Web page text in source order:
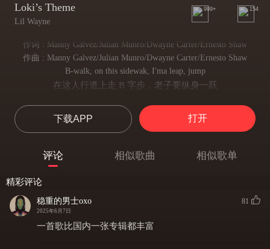
Loki’s Theme
Lil Wayne
999+ 154
作词 : Manny Galvez/Julian Munro/Dwayne Carter/Ernesto Shaw
作曲 : Manny Galvez/Julian Munro/Dwayne Carter/Ernesto Shaw
B-walk, on this sidewak, I'ma leap, jump
在这人行道上走 B 字步，老子要纵身一跃
那傻 X 脑子里想啥我管不着
I put on in his head like a deep—
我直接在他脑壳里种下深刻烙印
咋样老弟，我你爹李伟
Money real tall like Mutombo, you puny
老子的钞票堆得跟穆托姆博一样高，你个小矮子
You already know I'ma big dog, you snoopy
下载APP 打开
评论 相似歌曲 相似歌单
精彩评论
稳重的男士oxo
2025年6月7日
81
一首歌比国内一张专辑都丰富